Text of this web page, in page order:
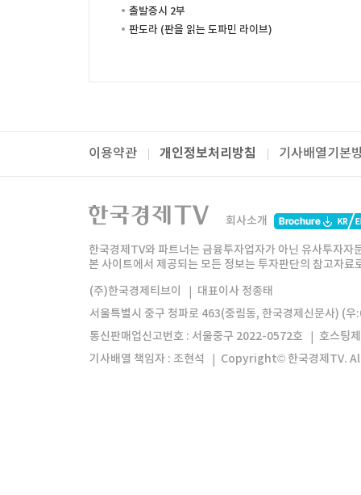
출발증시 2부
판도라 (판을 읽는 도파민 라이브)
이용약관 개인정보처리방침 기사배열기본
패밀리사이트
한국경제TV
한경미디어그룹 한국경제신문 한국경제
모바일앱 한국경제TV앱
회사소개
한국경제TV와 파트너는 금융투자업자가 아닌 유사투자
본 사이트에서 제공되는 모든 정보는 투자판단의 참고자
(주)한국경제티브이
대표이사 정종태
서울특별시 중구 청파로 463(중림동, 한국경제신문사) (
통신판매업신고번호 : 서울중구 2022-0572호
호스팅
기사배열 책임자 : 조현석
Copyright© 한국경제TV.